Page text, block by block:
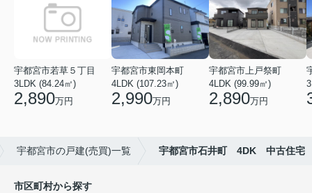
宇都宮市若草５丁目
3LDK (84.24㎡)
2,890万円
宇都宮市東岡本町
4LDK (107.23㎡)
2,990万円
宇都宮市上戸祭町
4LDK (99.99㎡)
2,890万円
宇都宮市の戸建(売買)一覧 宇都宮市石井町 4DK 中古住宅
市区町村から探す